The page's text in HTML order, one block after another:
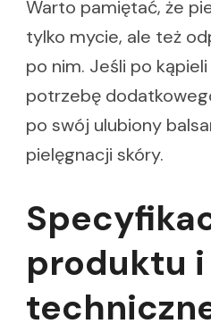
Warto pamiętać, że
tylko mycie, ale też
po nim. Jeśli po
potrzebę
po swój ulubiony
pielęgnacji skóry.
produktu i